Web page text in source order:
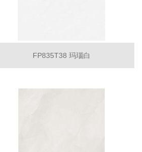
FP835T38 玛瑙白